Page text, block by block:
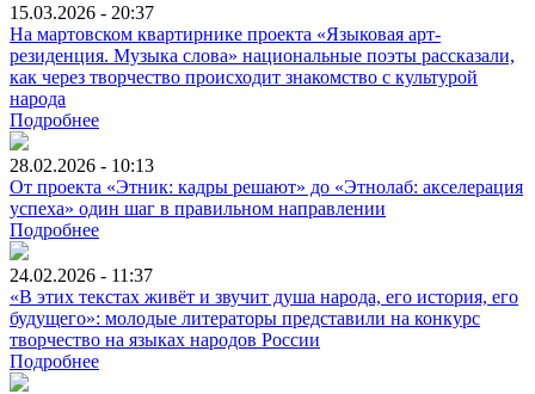
15.03.2026 - 20:37
На мартовском квартирнике проекта «Языковая арт-
резиденция. Музыка слова» национальные поэты рассказали,
как через творчество происходит знакомство с культурой
народа
Подробнее
28.02.2026 - 10:13
От проекта «Этник: кадры решают» до «Этнолаб: акселерация
успеха» один шаг в правильном направлении
Подробнее
24.02.2026 - 11:37
«В этих текстах живёт и звучит душа народа, его история, его
будущего»: молодые литераторы представили на конкурс
творчество на языках народов России
Подробнее